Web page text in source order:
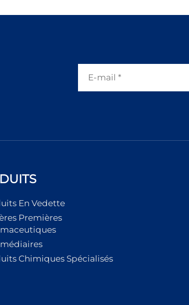
En Vedette
Premières
Chimiques Spécialisés